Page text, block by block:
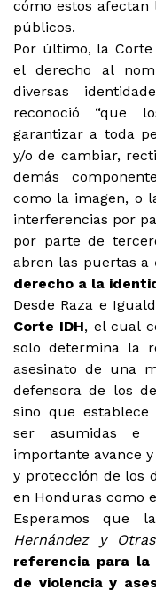
cómo estos
públicos.
Por último, la Corte
el derecho al
diversas
reconoció “que
garantizar a toda
y/o de cambiar,
demás
como la imagen, o
interferencias por
por parte de
abren las puertas a
derecho a la
Desde Raza e
Corte IDH, el cual
solo determina la
asesinato de una
defensora de los
sino que
ser asumidas e
importante avance
y protección de los
en Honduras como
Esperamos que
Hernández y
referencia para la
de violencia y